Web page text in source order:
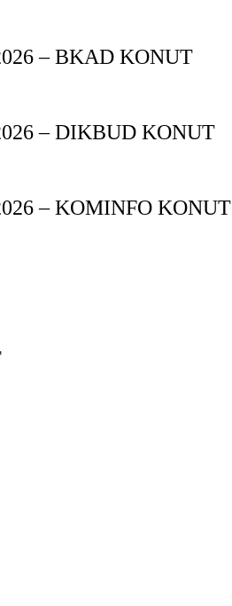
– BKAD KONUT
– DIKBUD KONUT
– KOMINFO KONUT